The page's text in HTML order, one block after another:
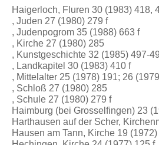
Haigerloch, Fluren 30 (1983) 418,
, Juden 27 (1980) 279 f
, Judenpogrom 35 (1988) 663 f
, Kirche 27 (1980) 285
, Kunstgeschichte 32 (1985) 497-
, Landkapitel 30 (1983) 410 f
, Mittelalter 25 (1978) 191; 26
, Schloß 27 (1980) 285
, Schule 27 (1980) 279 f
Haimburg (bei Grosselfingen) 23
Harthausen auf der Scher,
Hausen am Tann, Kirche 19